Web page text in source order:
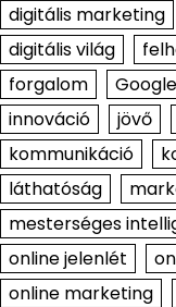
digitális marketing
digitális világ
forgalom
Google
innováció
jövő
kommunikáció
láthatóság
mesterséges
online jelenlét
online marketing